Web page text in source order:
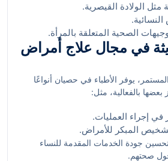
مثل الولادة القيصرية.
الصحية المتعلقة بالمرأة.
في مجال علاج أمراض
يوفر الأطباء في حصيان أنواعًا
بالفعالية، مثل:
في إجراء العمليات.
المبكر للأمراض.
جودة الخدمات المقدمة للنساء
صحتهم.